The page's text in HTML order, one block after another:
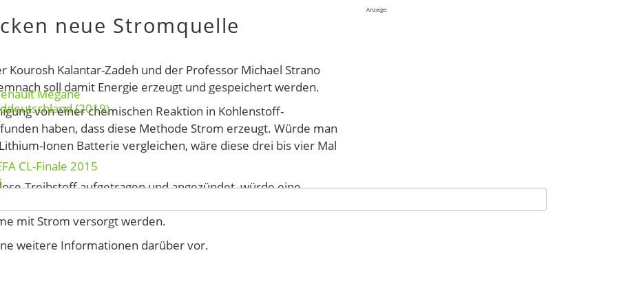
Megane
(2019)
CL-Finale 2015
neue Stromquelle
Kourosh Kalantar-Zadeh und der Professor Michael Strano
soll damit Energie erzeugt und gespeichert werden.
von einer chemischen Reaktion in Kohlenstoff-
haben, dass diese Methode Strom erzeugt. Würde man
Ionen Batterie vergleichen, wäre diese drei bis vier Mal
Treibstoff aufgetragen und angezündet, würde eine
ein sehr hoher Stromfluss erzeugt werden. Damit könnten
mit Strom versorgt werden.
weitere Informationen darüber vor.
Anzeige: